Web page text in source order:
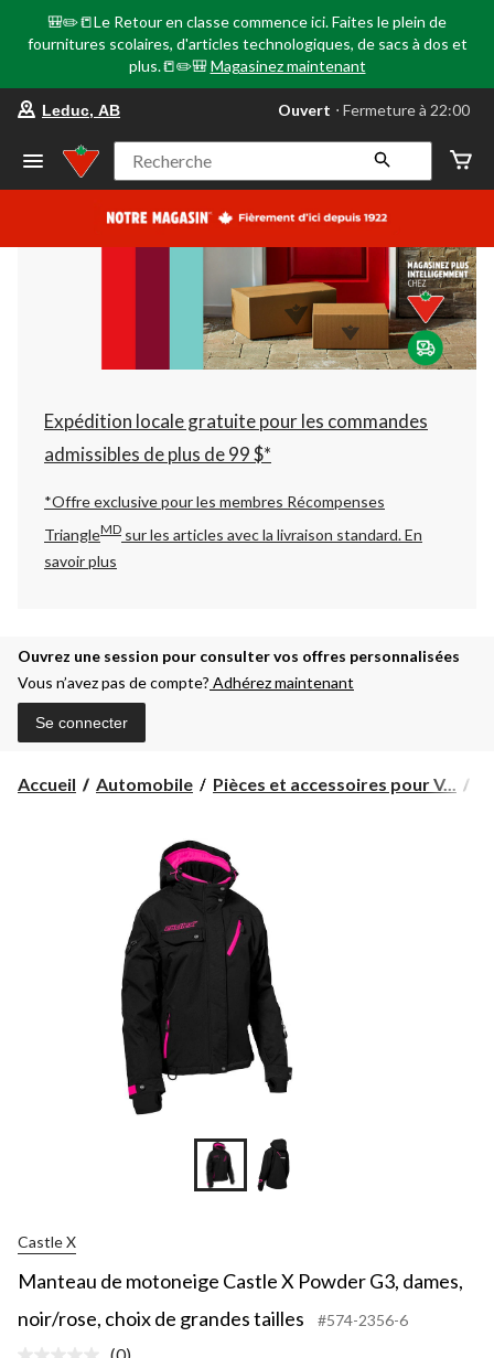
🎒✏️📒Le Retour en classe commence ici. Faites le plein de
fournitures scolaires, d'articles technologiques, de sacs à dos et
plus.📒✏️🎒 Magasinez maintenant
votre
préféré
Leduc,
AB,
courament
Fermeture
à
22:00
cliquer
pour
changer
Leduc, AB Ouvert ⋅ Fermeture à 22:00
Recherche
Expédition locale gratuite pour les commandes
admissibles de plus de 99 $*
*Offre exclusive pour les membres Récompenses
TriangleMD sur les articles avec la livraison standard.En
savoir plus
Ouvrez une session pour consulter vos offres personnalisées
Vous n’avez pas de compte? Adhérez maintenant
Se connecter
Accueil Automobile Pièces et accessoires pour V...
Castle X
Manteau de motoneige Castle X Powder G3, dames,
noir/rose, choix de grandes tailles
#574-2356-6